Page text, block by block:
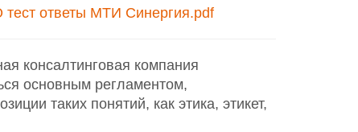
тест ответы МТИ Синергия.pdf
консалтинговая компания
основным регламентом,
таких понятий, как этика, этикет,